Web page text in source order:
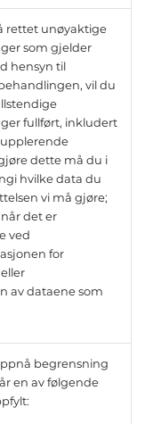
rettet unøyaktige
som gjelder
hensyn til
vil du
fullført, inkludert
dette må du i
hvilke data du
vi må gjøre;
det er
ved
for
av dataene som
begrensning
en av følgende